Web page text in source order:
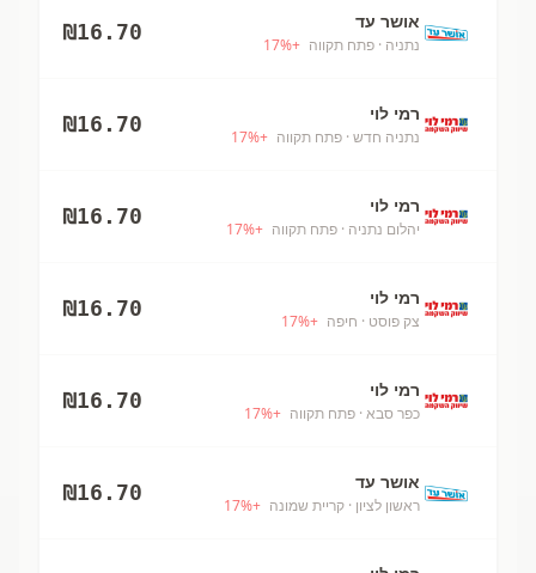
אושר עד
נתניה · פתח תקווה +
17%
₪16.70
רמי לוי
נתניה חדש · פתח תקווה +
17%
₪16.70
רמי לוי
יהלום נתניה · פתח תקווה +
17%
₪16.70
רמי לוי
צק פוסט · חיפה +
17%
₪16.70
רמי לוי
כפר סבא · פתח תקווה +
17%
₪16.70
אושר עד
ראשון לציון · קריית שמונה +
17%
₪16.70